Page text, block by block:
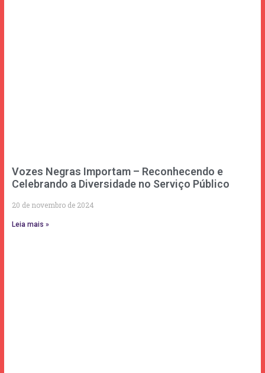
Vozes Negras Importam – Reconhecendo e
Celebrando a Diversidade no Serviço Público
20 de novembro de 2024
Leia mais »